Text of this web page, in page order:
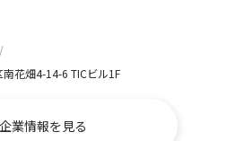
花畑4-14-6 TICビル1F
企業情報を見る